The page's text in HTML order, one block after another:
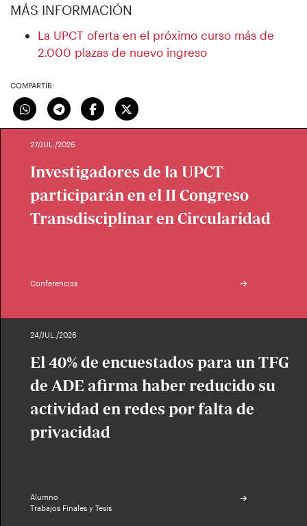
MÁS INFORMACIÓN
La UPCT oferta en el próximo curso más de
2.000 plazas de nuevo ingreso
COMPARTIR:
27/JUL./2026
Investigadores de la UPCT
participarán en el II Congreso
Transdisciplinar en Circularidad
Conferencias
24/JUL./2026
El 40% de encuestados para un TFG
de ADE afirma haber reducido su
actividad en redes por falta de
privacidad
Alumno
Trabajos Finales y Tesis